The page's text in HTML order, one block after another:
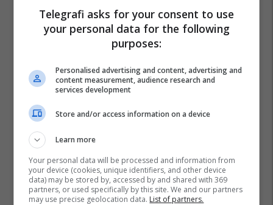
Dragi Rashkovski
Telegrafi asks for your consent to use
your personal data for the following
purposes:
Personalised advertising and content, advertising and
content measurement, audience research and
services development
Store and/or access information on a device
Learn more
Your personal data will be processed and information from
your device (cookies, unique identifiers, and other device
data) may be stored by, accessed by and shared with 369
partners, or used specifically by this site. We and our partners
may use precise geolocation data. List of partners.